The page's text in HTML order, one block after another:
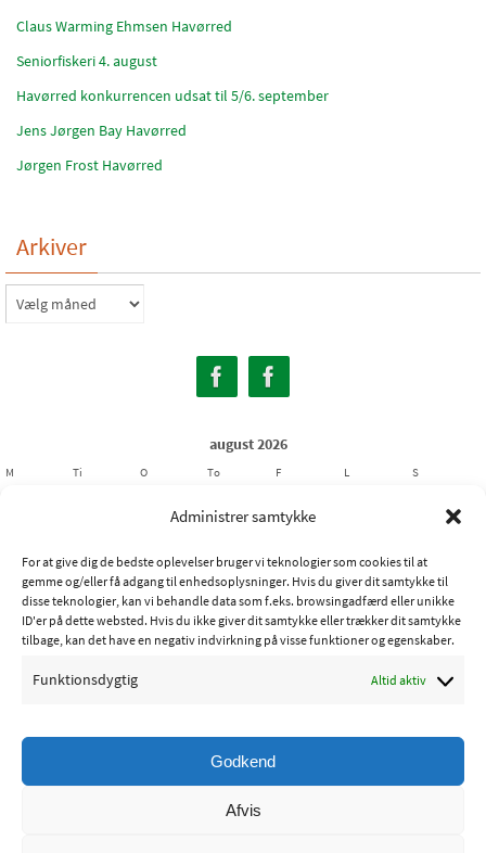
Administrer samtykke
For at give dig de bedste oplevelser bruger vi teknologier som cookies til at
gemme og/eller få adgang til enhedsoplysninger. Hvis du giver dit samtykke til
disse teknologier, kan vi behandle data som f.eks. browsingadfærd eller unikke
ID'er på dette websted. Hvis du ikke giver dit samtykke eller trækker dit samtykke
tilbage, kan det have en negativ indvirkning på visse funktioner og egenskaber.
Funktionsdygtig Altid aktiv
Godkend
Afvis
Claus Warming Ehmsen Havørred
Seniorfiskeri 4. august
Havørred konkurrencen udsat til 5/6. september
Jens Jørgen Bay Havørred
Jørgen Frost Havørred
Arkiver
Arkiver
august 2026
M Ti O To F L S
10
11 12 13 14 15
17
18 19 20 21 22
23
24
25 26 27 28 29
30
Copyright © 2015 - Ribe Sportsfiskerforening